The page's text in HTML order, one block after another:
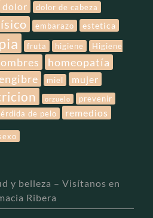
dolor
dolor de cabeza
embarazo estetica
fruta higiene
Higiene
homeopatía
miel mujer
orzuelo
prevenir
de pelo remedios
y belleza – Visítanos en
Ribera